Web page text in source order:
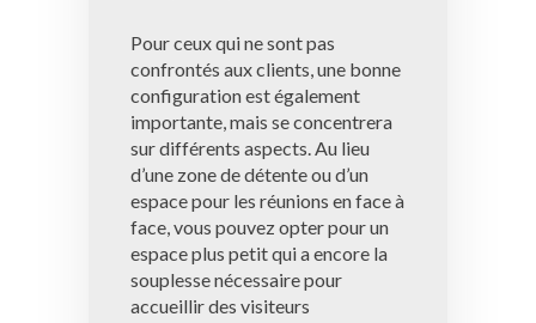
Pour ceux qui ne sont pas
confrontés aux clients, une bonne
configuration est également
importante, mais se concentrera
sur différents aspects. Au lieu
d’une zone de détente ou d’un
espace pour les réunions en face à
face, vous pouvez opter pour un
espace plus petit qui a encore la
souplesse nécessaire pour
accueillir des visiteurs